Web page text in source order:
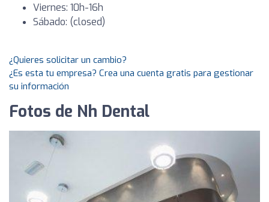
Viernes: 10h-16h
Sábado: (closed)
¿Quieres solicitar un cambio?
¿Es esta tu empresa? Crea una cuenta gratis para gestionar
su información
Fotos de Nh Dental